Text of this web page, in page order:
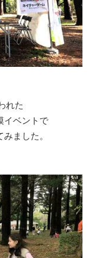
れた
イベントで
ました。